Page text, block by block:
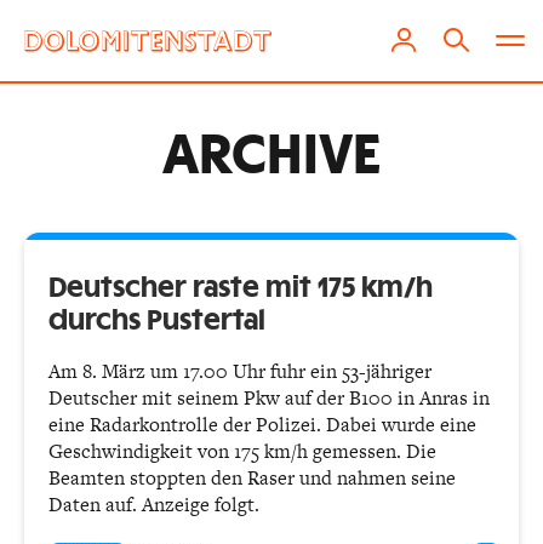
ARCHIVE
Deutscher raste mit 175 km/h
durchs Pustertal
Am 8. März um 17.00 Uhr fuhr ein 53-jähriger
Deutscher mit seinem Pkw auf der B100 in Anras in
eine Radarkontrolle der Polizei. Dabei wurde eine
Geschwindigkeit von 175 km/h gemessen. Die
Beamten stoppten den Raser und nahmen seine
Daten auf. Anzeige folgt.